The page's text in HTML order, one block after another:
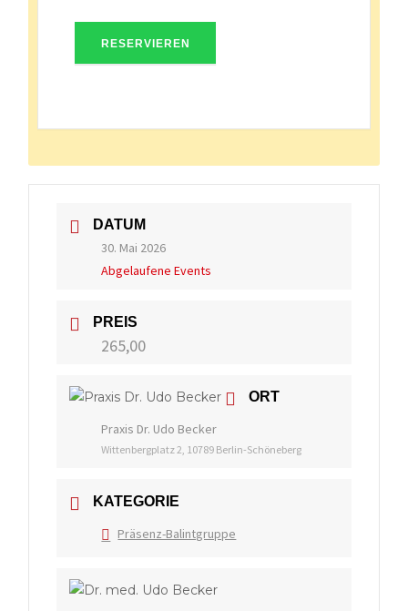
RESERVIEREN
DATUM
30. Mai 2026
Abgelaufene Events
PREIS
265,00
ORT
Praxis Dr. Udo Becker
Wittenbergplatz 2, 10789 Berlin-Schöneberg
KATEGORIE
Präsenz-Balintgruppe